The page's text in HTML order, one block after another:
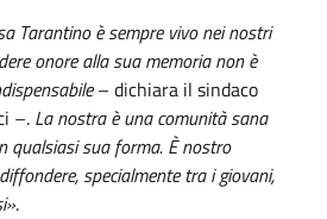
Tarantino è sempre vivo nei nostri
onore alla sua memoria non è
– dichiara il sindaco
–. La nostra è una comunità sana
qualsiasi sua forma. È nostro
specialmente tra i giovani,
.